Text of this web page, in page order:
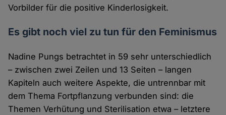
Vorbilder für die positive Kinderlosigkeit.
Es gibt noch viel zu tun für den Feminismus
Nadine Pungs betrachtet in 59 sehr unterschiedlich
– zwischen zwei Zeilen und 13 Seiten – langen
Kapiteln auch weitere Aspekte, die untrennbar mit
dem Thema Fortpflanzung verbunden sind: die
Themen Verhütung und Sterilisation etwa – letztere